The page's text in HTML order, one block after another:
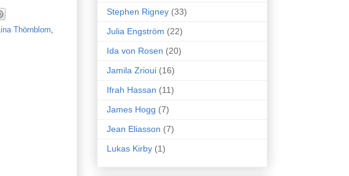
Lina Thörnblom
Stephen Rigney (33)
Julia Engström (22)
Ida von Rosen (20)
Jamila Zrioui (16)
Ifrah Hassan (11)
James Hogg (7)
Jean Eliasson (7)
Lukas Kirby (1)